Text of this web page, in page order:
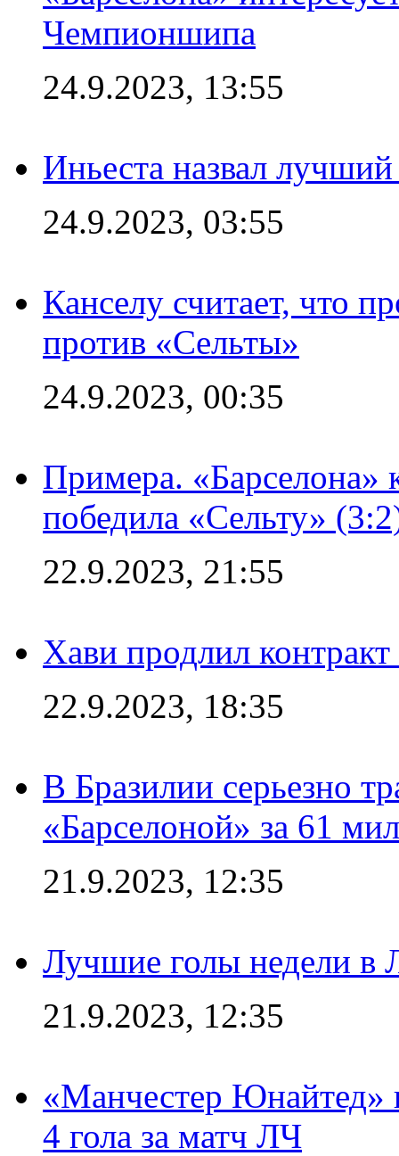
Чемпионшипа
24.9.2023, 13:55
Иньеста назвал
24.9.2023, 03:55
Канселу считает, что
против «Сельты»
24.9.2023, 00:35
Примера. «Барселона»
победила «Сельту»
22.9.2023, 21:55
Хави продлил
22.9.2023, 18:35
В Бразилии серьезно
«Барселоной» за 61
21.9.2023, 12:35
Лучшие голы недели в
21.9.2023, 12:35
«Манчестер Юнайтед»
4 гола за матч ЛЧ